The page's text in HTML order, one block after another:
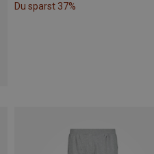
Du sparst 37%